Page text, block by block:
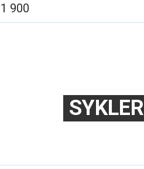
1 900
SYKLER